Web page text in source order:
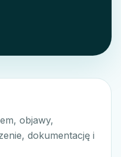
objawy,
dokumentację i